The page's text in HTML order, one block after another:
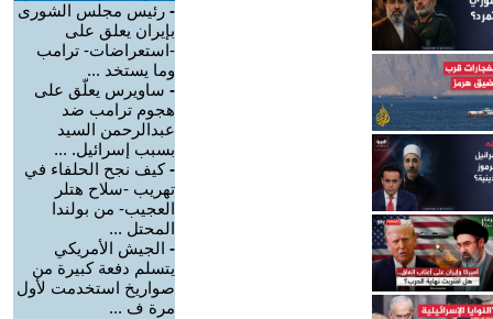
- رئيس مجلس الشورى
بإيران يعلق على
-استعراضات- ترامب
وما يستخد ...
- ساويرس يعلّق على
هجوم ترامب ضد
عبدالرحمن السيد
بسبب إسرائيل. ...
-كيف نجح الحلفاء في
تهريب -سلاح هتلر
العجيب- من بولندا
المحتل ...
- الجيش الأمريكي
يتسلم دفعة كبيرة من
صواريخ استخدمت لأول
مرة ف ...